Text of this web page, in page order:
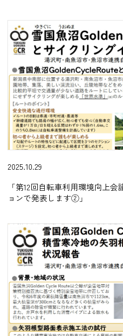
「第12回自転車利用環境向上
ョンで発表します②」
2025.10.29